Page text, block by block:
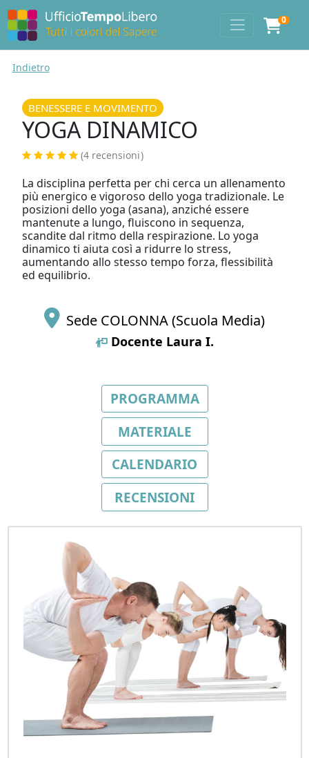
0
Indietro
BENESSERE E MOVIMENTO
YOGA DINAMICO
(4 recensioni)
La disciplina perfetta per chi cerca un allenamento
più energico e vigoroso dello yoga tradizionale. Le
posizioni dello yoga (asana), anziché essere
mantenute a lungo, fluiscono in sequenza,
scandite dal ritmo della respirazione. Lo yoga
dinamico ti aiuta così a ridurre lo stress,
aumentando allo stesso tempo forza, flessibilità
ed equilibrio.
Sede COLONNA (Scuola Media)
Docente Laura I.
PROGRAMMA
MATERIALE
CALENDARIO
RECENSIONI